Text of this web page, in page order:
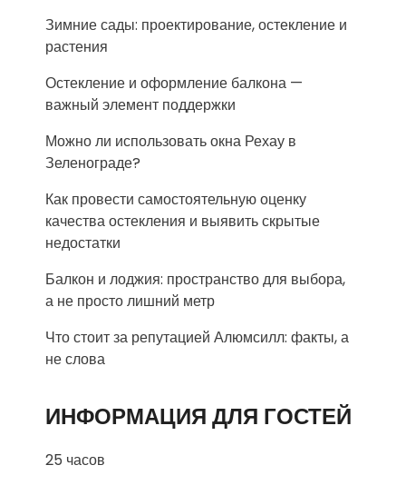
Зимние сады: проектирование, остекление и
растения
Остекление и оформление балкона —
важный элемент поддержки
Можно ли использовать окна Рехау в
Зеленограде?
Как провести самостоятельную оценку
качества остекления и выявить скрытые
недостатки
Балкон и лоджия: пространство для выбора,
а не просто лишний метр
Что стоит за репутацией Алюмсилл: факты, а
не слова
ИНФОРМАЦИЯ ДЛЯ ГОСТЕЙ
25 часов